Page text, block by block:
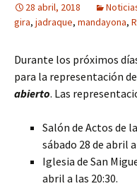
28 abril, 2018
gira, jadraque, mandayona,
Durante los próximos
para la representación
abierto. Las
Salón de Actos de
sábado 28 de abril
Iglesia de San
abril a las 20:30.